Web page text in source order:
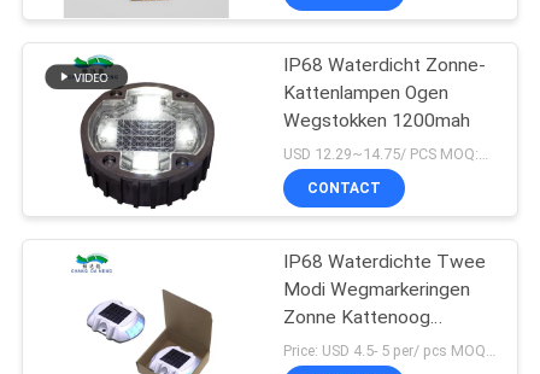
IP68 Waterdicht Zonne-
Kattenlampen Ogen
Wegstokken 1200mah
CONTACT
IP68 Waterdichte Twee
Modi Wegmarkeringen
Zonne Kattenoog
Wegmarkering